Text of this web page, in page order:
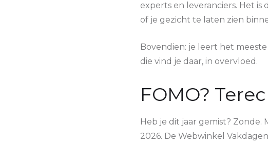
experts en leveranciers. Het
of je gezicht te laten zien
Bovendien: je leert het
die vind je daar, in overvloed.
FOMO?
Heb je dit jaar gemist? Zonde.
2026. De Webwinkel